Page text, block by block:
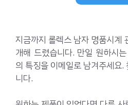
지금까지 롤렉스 남자 명품시계
개해 드렸습니다. 만일 원하시
의 특징을 이메일로 남겨주세요
니다.